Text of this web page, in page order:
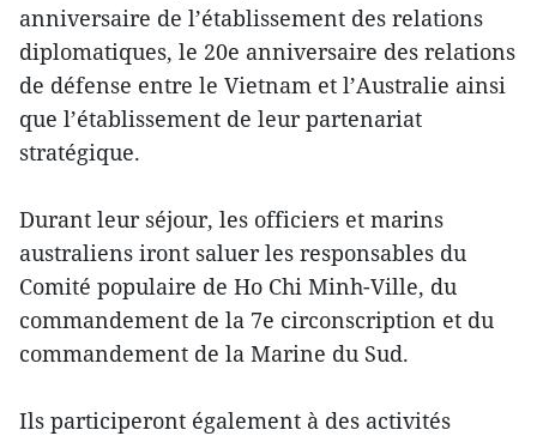
anniversaire de l’établissement des relations
diplomatiques, le 20e anniversaire des relations
de défense entre le Vietnam et l’Australie ainsi
que l’établissement de leur partenariat
stratégique.
Durant leur séjour, les officiers et marins
australiens iront saluer les responsables du
Comité populaire de Ho Chi Minh-Ville, du
commandement de la 7e circonscription et du
commandement de la Marine du Sud.
Ils participeront également à des activités